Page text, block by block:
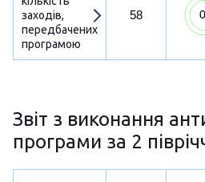
заходів,
передбачених
програмою
58
Звіт з виконання
програми за 2